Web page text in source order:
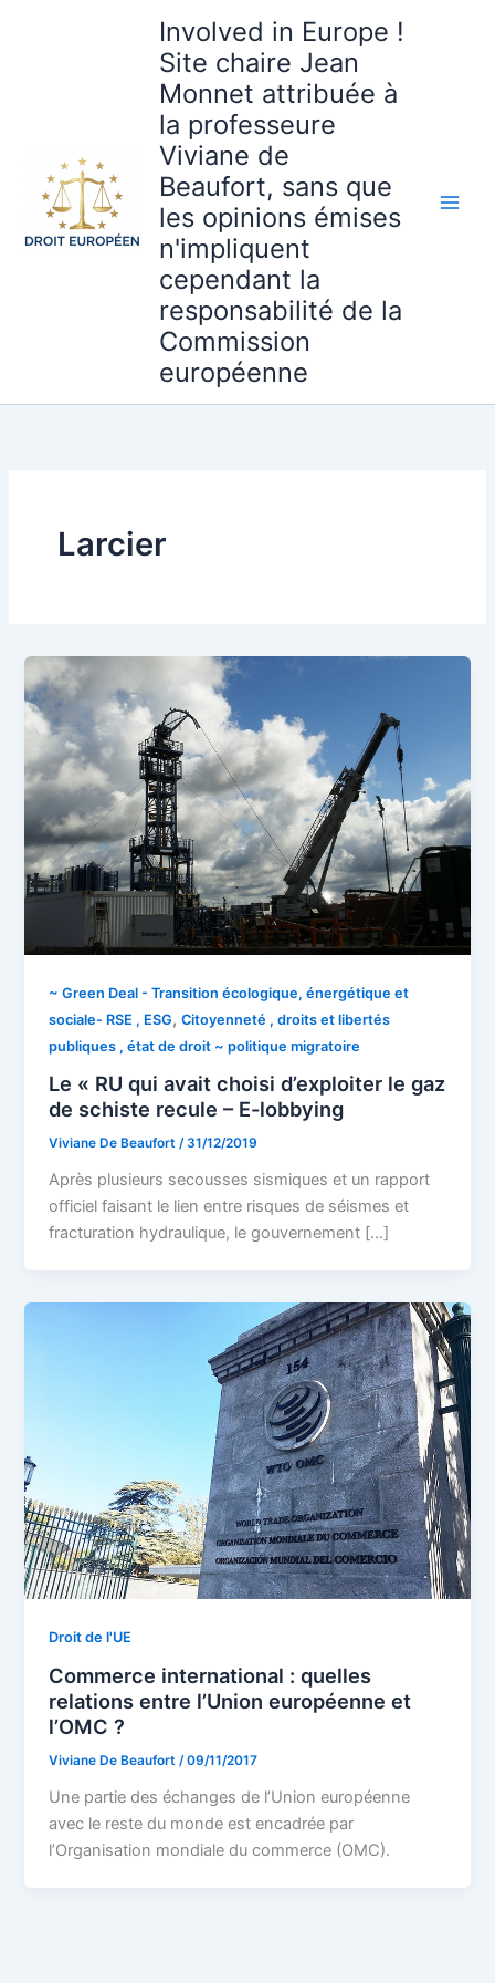
Involved in Europe !
Site chaire Jean
Monnet attribuée à
la professeure
Viviane de
Beaufort, sans que
les opinions émises
n'impliquent
cependant la
responsabilité de la
Commission
européenne
Larcier
~ Green Deal - Transition écologique, énergétique et
sociale- RSE , ESG,Citoyenneté , droits et libertés
publiques , état de droit ~ politique migratoire
Le « RU qui avait choisi d’exploiter le gaz
de schiste recule – E-lobbying
Viviane De Beaufort/31/12/2019
Après plusieurs secousses sismiques et un rapport
officiel faisant le lien entre risques de séismes et
fracturation hydraulique, le gouvernement […]
Droit de l'UE
Commerce international : quelles
relations entre l’Union européenne et
l’OMC ?
Viviane De Beaufort/09/11/2017
Une partie des échanges de l’Union européenne
avec le reste du monde est encadrée par
l’Organisation mondiale du commerce (OMC).